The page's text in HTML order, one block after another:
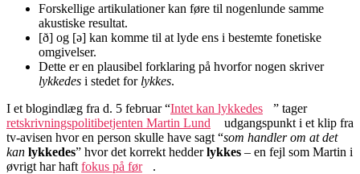
Forskellige artikulationer kan føre til nogenlunde samme
akustiske resultat.
[ð] og [ə] kan komme til at lyde ens i bestemte fonetiske
omgivelser.
Dette er en plausibel forklaring på hvorfor nogen skriver
lykkedes i stedet for lykkes.
I et blogindlæg fra d. 5 februar “Intet kan lykkedes
” tager
retskrivningspolitibetjenten Martin Lund
udgangspunkt i et klip fra
tv-avisen hvor en person skulle have sagt “som handler om at det
kan lykkedes” hvor det korrekt hedderlykkes – en fejl som Martin i
øvrigt har haft fokus på før
.